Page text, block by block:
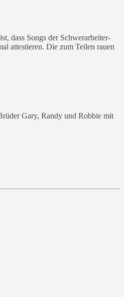
dass Songs der Schwerarbeiter-
attestieren. Die zum Teilen rauen
Gary, Randy und Robbie mit